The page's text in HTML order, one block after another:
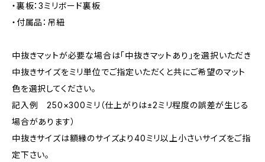
・裏板：3ミリボード裏板
・付属品：吊紐
中抜きマットが必要な場合は「中抜きマットあり」を選択いただき
中抜きサイズをミリ単位でご指定いただくと共にご希望のマット
色を選択してください。
記入例 250×300ミリ（仕上がりは±2ミリ程度の誤差が生じる
場合があります）
中抜きサイズは額縁のサイズより40ミリ以上小さいサイズをご指
定下さい。